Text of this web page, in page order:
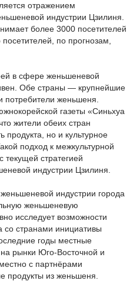
отражением
индустрии Цзилиня.
более 3000 посетителей
по прогнозам,
в сфере женьшеневой
Обе страны — крупнейшие
потребители женьшеня.
газеты «Синьхуа
жители обеих стран
продукта, но и культурное
подход к межкультурной
текущей стратегией
индустрии Цзилиня.
индустрии города
женьшеневую
исследует возможности
со странами инициативы
годы местные
рынки Юго-Восточной и
с партнёрами
продукты из женьшеня.